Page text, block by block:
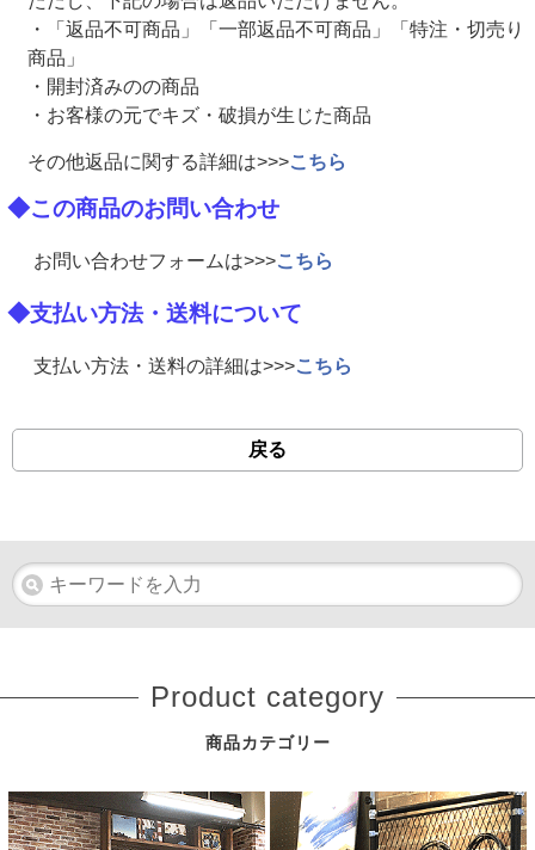
・「返品不可商品」「一部返品不可商品」「特注・切売り
商品」
・開封済みのの商品
・お客様の元でキズ・破損が生じた商品
その他返品に関する詳細は>>>こちら
◆この商品のお問い合わせ
お問い合わせフォームは>>>こちら
◆支払い方法・送料について
支払い方法・送料の詳細は>>>こちら
戻る
Product category
商品カテゴリー